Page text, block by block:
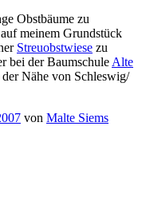
Obstbäume zu
meinem Grundstück
Streuobstwiese zu
bei der Baumschule Alte
Nähe von Schleswig/
von Malte Siems